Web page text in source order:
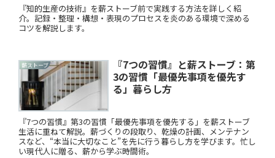
『知的生産の技術』を薪ストーブ前で実践する方法を詳しく紹
介。記録・整理・構想・表現のプロセスを炎のある環境で深める
コツを解説します。
薪ストーブ
『7つの習慣』と薪ストーブ：第
3の習慣「最優先事項を優先す
る」暮らし方
『7つの習慣』第3の習慣「最優先事項を優先する」を薪ストーブ
生活に重ねて解説。薪づくりの段取り、乾燥の計画、メンテナン
スなど、“本当に大切なこと”を先に行う暮らし方を学びます。忙し
い現代人に贈る、薪から学ぶ時間術。